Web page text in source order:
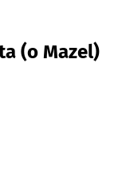
(o Mazel)